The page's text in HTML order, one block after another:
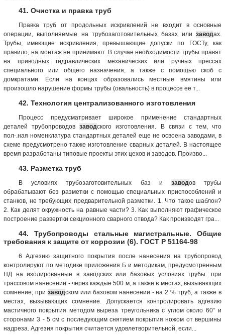
41. Очистка и правка труб
Правка труб от продольных искривлений не входит в основные
операции, выполняемые на трубозаготовительных базах или заводах.
Трубы, имеющие искривления, превышающие допуски по ГОСТу, как
правило, на монтаж не принимают. В случае необходимости трубы правят
на приводных гидравлических механических или ручных прессах
специального или общего назначения, а также с помощью скоб с
домкратами. Если на концах образовались местные вмятины или
произошло нарушение формы трубы (овальность) в процессе ее т...
42. Технология централизованного изготовления
Процесс предусматривает широкое применение стандартных
деталей трубопроводовзаводского изготовления. В связи с тем, что
пол-.ная номенклатура стандартных деталей еще не освоена заводами, в
схеме предусмотрено также изготовление сварных деталей. В настоящее
время разработаны типовые проекты этих цехов и заводов. Произво...
43. Разметка труб
В условиях трубозаготовительных баз и заводов трубы
обрабатывают без разметки с помощью специальных приспособлений и
станков, не требующих предварительной разметки. 1. Что такое шаблон?
2. Как делят окружность на равные части? 3. Как выполняют графическое
построение развертки секционного сварного отвода? Как производят гра...
44. Трубопроводы стальные магистральные. Общие
требования к защите от коррозии (6). ГОСТ Р 51164-98
6 Адгезию защитного покрытия после нанесения на трубопровод
контролируют по методике приложения Б и методикам, предусмотренным
НД на изолированные в заводских или базовых условиях трубы: при
трассовом нанесении - через каждые 500 м, а также в местах, вызывающих
сомнение; при заводском или базовом нанесении - на 2 % труб, а также в
местах, вызывающих сомнение. Допускается контролировать адгезию
мастичного покрытия методом выреза треугольника с углом около 60° и
сторонами 3 - 5 см с последующим снятием покрытия ножом от вершины
надреза. Адгезия покрытия считается удовлетворительной, если...